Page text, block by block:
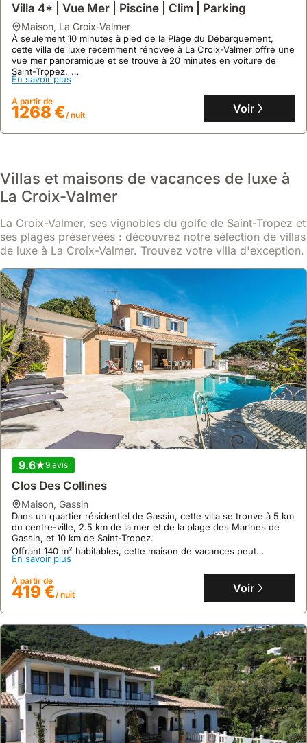
9.9 18 avis
Villa Rénovée 3 Chambres Piscine Chauffée
maison
À proximité immédiate du Château de la Messardière, cette villa
de luxe se trouve sur le Chemin de Valfere, à quelques pas du
centre de Saint-Tropez et de ses plages renommées.
8 personnes avec un service de nettoyage quotidien sur
demande.
À partir de
2292 €/ nuit Voir
9.7 7 avis
Maison De Village
maison,Gassin
Au cœur du vieux Gassin, cette maison de vacances atypique et
Cette location de villa, dotée de la climatisation et d'une
connexion Wi-Fi, accueille confortablement 2 personnes dans
une chambre avec salle de bain attenante.
En savoir plus
À partir de
202 € / nuit
Villa 4* | Vue Mer | Piscine | Clim | Parking
maison, La Croix-Valmer
À seulement 10 minutes à pied de la Plage du Débarquement,
cette villa de luxe récemment rénovée à La Croix-Valmer offre une
vue mer panoramique et se trouve à 20 minutes en voiture de
Saint-Tropez.
D'une superficie de 220 m², cet hébergement de vacances
propose des intérieurs modernes avec climatisation, une cuisine
hyper-moderne, un salon spacieux de 45 m² et une piscine privée
chauffée, le tout complété par un parking pour 2 voitures.
En savoir plus
À partir de
1268 €/ nuit Voir
Villas et maisons de vacances de luxe à
La Croix-Valmer
La Croix-Valmer, ses vignobles du golfe de Saint-Tropez et
ses plages préservées : découvrez notre sélection de villas
de luxe à La Croix-Valmer. Trouvez votre villa d'exception.
9.6 9 avis
Clos Des Collines
maison, Gassin
Dans un quartier résidentiel de Gassin, cette villa se trouve à 5 km
du centre-ville, 2.5 km de la mer et de la plage des Marines de
Gassin, et 10 km de Saint-Tropez.
Offrant 140 m² habitables, cette maison de vacances peut
accueillir 8 personnes et dispose d'une piscine privée, d'une
terrasse de 30 m² avec barbecue électrique et du WiFi gratuit.
En savoir plus
À partir de
419 €/ nuit Voir